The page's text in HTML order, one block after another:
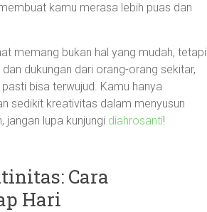
kamu merasa lebih puas dan
memang bukan hal yang mudah, tetapi
dukungan dari orang-orang sekitar,
bisa terwujud. Kamu hanya
sedikit kreativitas dalam menyusun
jangan lupa kunjungi diahrosanti!
Cara
Hari